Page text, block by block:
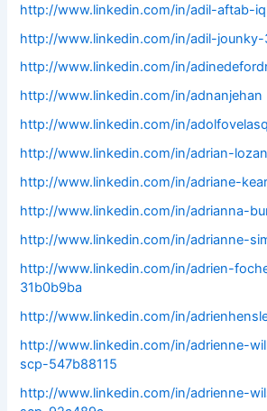
http://www.linkedin.com/in/adil-aftab-
http://www.linkedin.com/in/adil-jounky-
http://www.linkedin.com/in/
http://www.linkedin.com/in/adnanjehan
http://www.linkedin.com/in/
http://www.linkedin.com/in/adrian-
http://www.linkedin.com/in/adriane-
http://www.linkedin.com/in/adrianna-
http://www.linkedin.com/in/adrianne-
http://www.linkedin.com/in/adrien-
31b0b9ba
http://www.linkedin.com/in/
http://www.linkedin.com/in/adrienne-
scp-547b88115
http://www.linkedin.com/in/adrienne-